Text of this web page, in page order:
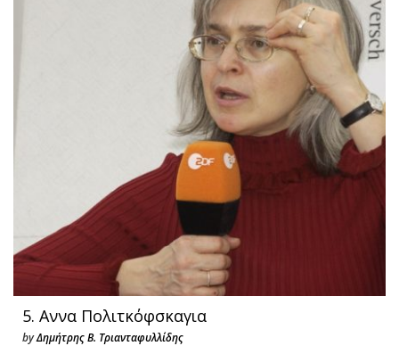
5. Αννα Πολιτκόφσκαγια
byΔημήτρης Β. Τριανταφυλλίδης